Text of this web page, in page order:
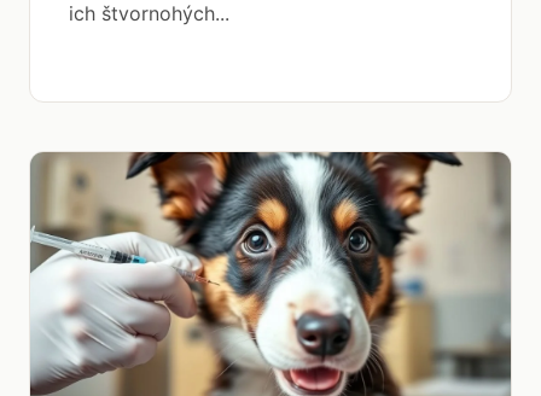
ich štvornohých...